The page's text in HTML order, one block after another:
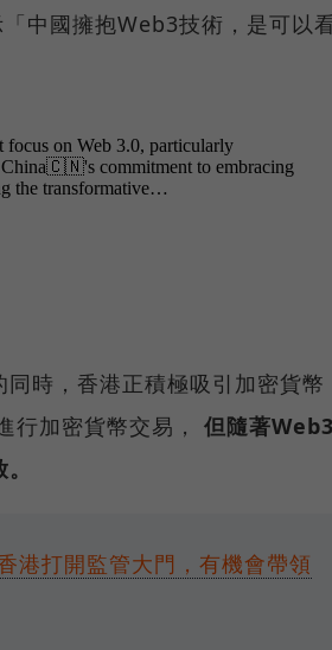
中國擁抱Web3技術，是可以
時，香港正積極吸引加密貨幣
行加密貨幣交易， 但隨著Web3
港打開監管大門，有機會帶領